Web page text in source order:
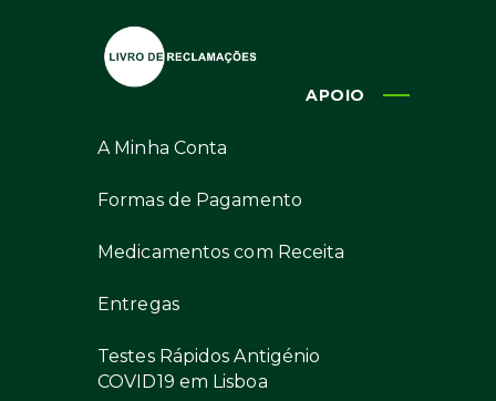
APOIO
A Minha Conta
Formas de Pagamento
Medicamentos com Receita
Entregas
Testes Rápidos Antigénio
COVID19 em Lisboa